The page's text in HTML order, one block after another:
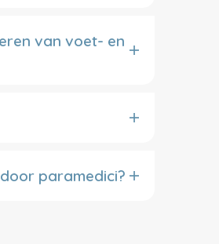
van voet- en
paramedici?